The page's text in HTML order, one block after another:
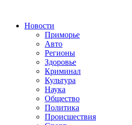
Новости
Приморье
Авто
Регионы
Здоровье
Криминал
Культура
Наука
Общество
Политика
Происшествия